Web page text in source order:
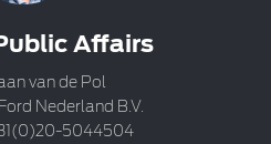
Affairs
van de Pol
Nederland B.V.
5044504